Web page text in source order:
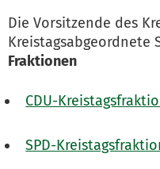
Die Vorsitzende des
Kreistagsabgeordnete
Fraktionen
CDU-
SPD-